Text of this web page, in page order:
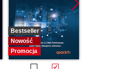
Bestseller
Nowość
Promocja